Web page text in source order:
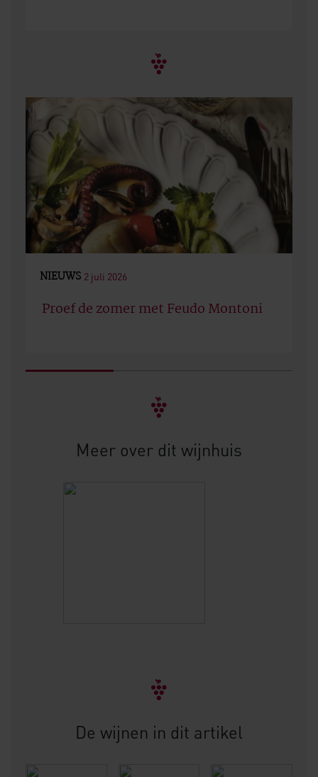
NIEUWS 2 juli 2026
Proef de zomer met Feudo Montoni
Meer over dit wijnhuis
De wijnen in dit artikel